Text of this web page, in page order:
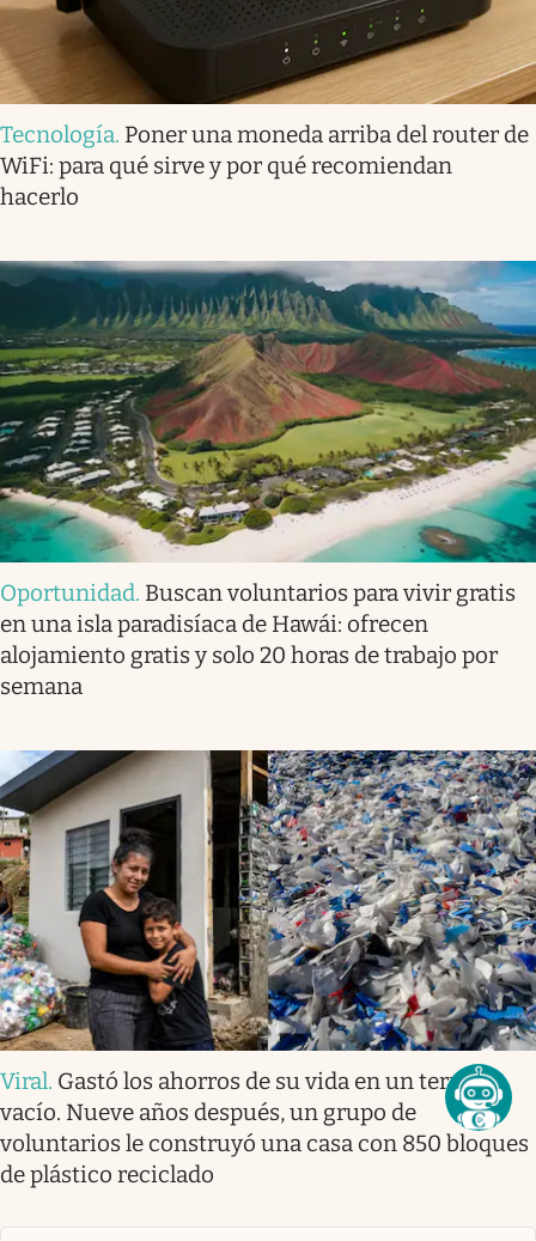
Tecnología. Poner una moneda arriba del router de
WiFi: para qué sirve y por qué recomiendan
hacerlo
Oportunidad. Buscan voluntarios para vivir gratis
en una isla paradisíaca de Hawái: ofrecen
alojamiento gratis y solo 20 horas de trabajo por
semana
Viral. Gastó los ahorros de su vida en un terreno
vacío. Nueve años después, un grupo de
voluntarios le construyó una casa con 850 bloques
de plástico reciclado